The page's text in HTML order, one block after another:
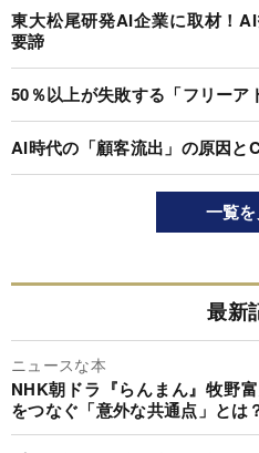
東大松尾研発AI企業に取材！
要諦
50％以上が失敗する「フリーア
AI時代の「顧客流出」の原因と
一覧
最新
ニュースな本
NHK朝ドラ『らんまん』牧野
をつなぐ「意外な共通点」とは